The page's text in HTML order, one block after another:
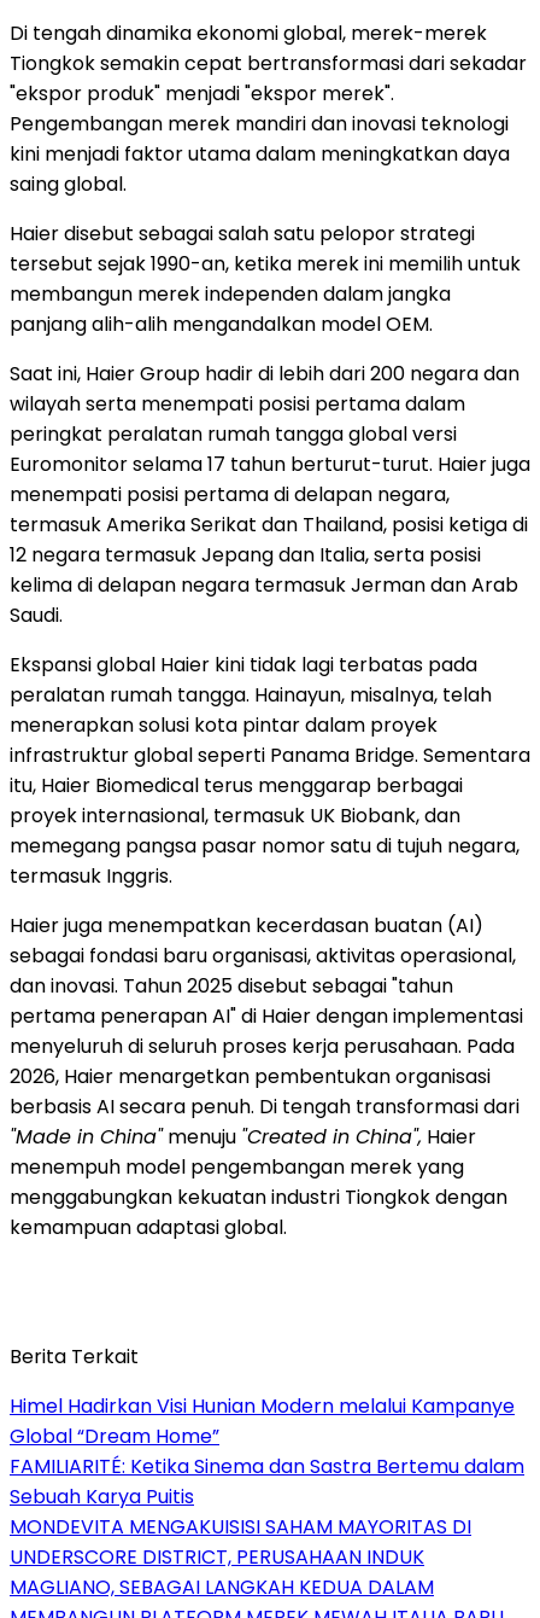
Di tengah dinamika ekonomi global, merek-merek
Tiongkok semakin cepat bertransformasi dari sekadar
"ekspor produk" menjadi "ekspor merek".
Pengembangan merek mandiri dan inovasi teknologi
kini menjadi faktor utama dalam meningkatkan daya
saing global.
Haier disebut sebagai salah satu pelopor strategi
tersebut sejak 1990-an, ketika merek ini memilih untuk
membangun merek independen dalam jangka
panjang alih-alih mengandalkan model OEM.
Saat ini, Haier Group hadir di lebih dari 200 negara dan
wilayah serta menempati posisi pertama dalam
peringkat peralatan rumah tangga global versi
Euromonitor selama 17 tahun berturut-turut. Haier juga
menempati posisi pertama di delapan negara,
termasuk Amerika Serikat dan Thailand, posisi ketiga di
12 negara termasuk Jepang dan Italia, serta posisi
kelima di delapan negara termasuk Jerman dan Arab
Saudi.
Ekspansi global Haier kini tidak lagi terbatas pada
peralatan rumah tangga. Hainayun, misalnya, telah
menerapkan solusi kota pintar dalam proyek
infrastruktur global seperti Panama Bridge. Sementara
itu, Haier Biomedical terus menggarap berbagai
proyek internasional, termasuk UK Biobank, dan
memegang pangsa pasar nomor satu di tujuh negara,
termasuk Inggris.
Haier juga menempatkan kecerdasan buatan (AI)
sebagai fondasi baru organisasi, aktivitas operasional,
dan inovasi. Tahun 2025 disebut sebagai "tahun
pertama penerapan AI" di Haier dengan implementasi
menyeluruh di seluruh proses kerja perusahaan. Pada
2026, Haier menargetkan pembentukan organisasi
berbasis AI secara penuh. Di tengah transformasi dari
"Made in China"menuju "Created in China", Haier
menempuh model pengembangan merek yang
menggabungkan kekuatan industri Tiongkok dengan
kemampuan adaptasi global.
Berita Terkait
Himel Hadirkan Visi Hunian Modern melalui Kampanye
Global “Dream Home”
FAMILIARITÉ: Ketika Sinema dan Sastra Bertemu dalam
Sebuah Karya Puitis
MONDEVITA MENGAKUISISI SAHAM MAYORITAS DI
UNDERSCORE DISTRICT, PERUSAHAAN INDUK
MAGLIANO, SEBAGAI LANGKAH KEDUA DALAM